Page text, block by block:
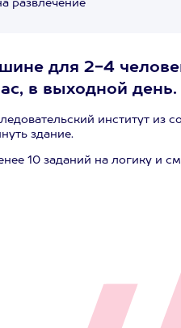
развлечение
для 2-4
в выходной день.
институт из
здание.
10 заданий на логику и